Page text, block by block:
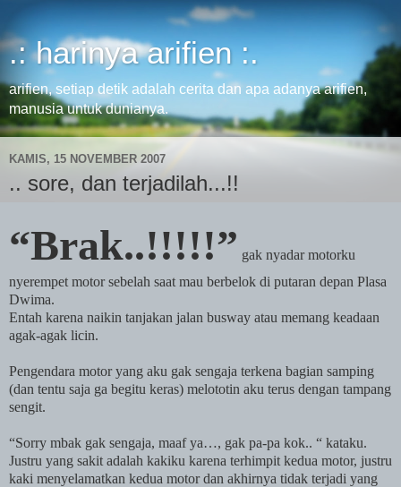
.: harinya arifien :.
arifien, setiap detik adalah cerita dan apa adanya arifien,
manusia untuk dunianya.
KAMIS, 15 NOVEMBER 2007
.. sore, dan terjadilah...!!
“Brak..!!!!!” gak nyadar motorku
nyerempet motor sebelah saat mau berbelok di putaran depan Plasa
Dwima.
Entah karena naikin tanjakan jalan busway atau memang keadaan
agak-agak licin.
Pengendara motor yang aku gak sengaja terkena bagian samping
(dan tentu saja ga begitu keras) melototin aku terus dengan tampang
sengit.
“Sorry mbak gak sengaja, maaf ya…, gak pa-pa kok.. “ kataku.
Justru yang sakit adalah kakiku karena terhimpit kedua motor, justru
kaki menyelamatkan kedua motor dan akhirnya tidak terjadi yang